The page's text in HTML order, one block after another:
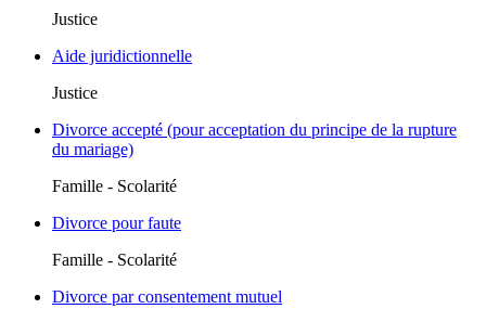
Justice
Aide juridictionnelle
Justice
Divorce accepté (pour acceptation du principe de la rupture
du mariage)
Famille - Scolarité
Divorce pour faute
Famille - Scolarité
Divorce par consentement mutuel